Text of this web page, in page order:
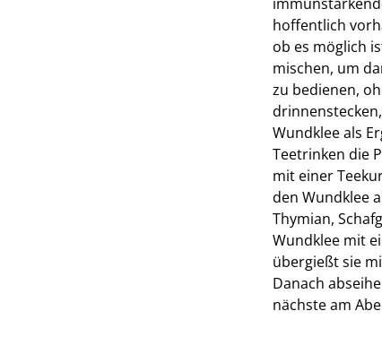
hoffentlich
ob es möglich
mischen, um
zu bedienen,
Wundklee als
Teetrinken die
mit einer
den Wundklee
Thymian,
Wundklee mit
übergießt sie
Danach
nächste am